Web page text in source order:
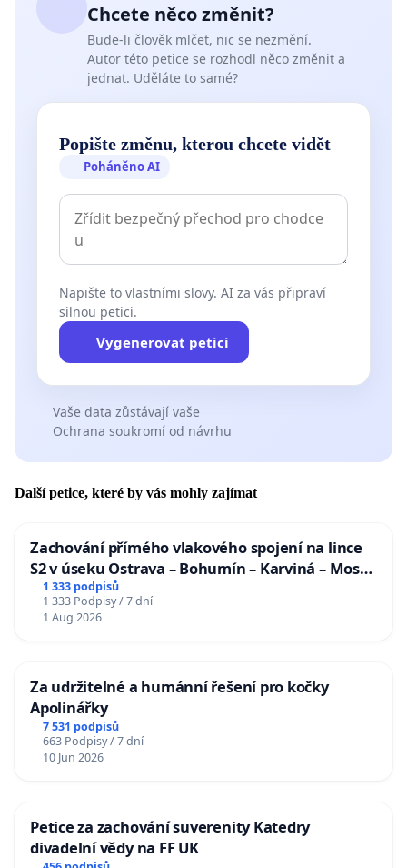
Chcete něco změnit?
Bude-li člověk mlčet, nic se nezmění.
Autor této petice se rozhodl něco změnit a
jednat. Uděláte to samé?
Popište změnu, kterou chcete vidět
Poháněno AI
Napište to vlastními slovy. AI za vás připraví
silnou petici.
Vygenerovat petici
Vaše data zůstávají vaše
Ochrana soukromí od návrhu
Další petice, které by vás mohly zajímat
Zachování přímého vlakového spojení na lince
S2 v úseku Ostrava – Bohumín – Karviná – Mosty
u Jablunkova
1 333 podpisů
1 333 Podpisy / 7 dní
1 Aug 2026
Za udržitelné a humánní řešení pro kočky
Apolinářky
7 531 podpisů
663 Podpisy / 7 dní
10 Jun 2026
Petice za zachování suverenity Katedry
divadelní vědy na FF UK